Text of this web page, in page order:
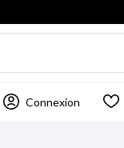
Connexion